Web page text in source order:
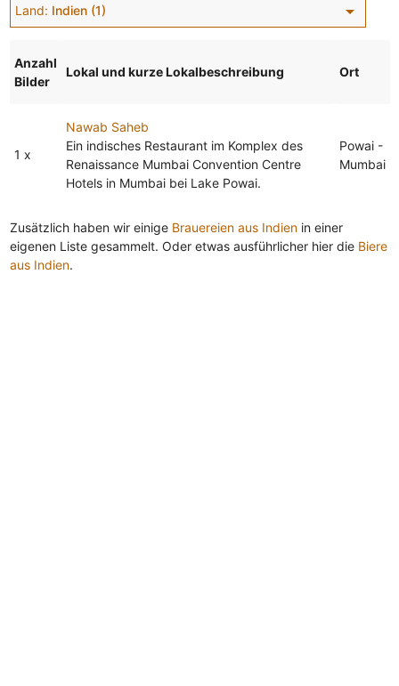
Land: Indien (1) arrow_drop_down
Anzahl
Bilder
Lokal und kurze Lokalbeschreibung Ort
1 x
Nawab Saheb
Ein indisches Restaurant im Komplex des
Renaissance Mumbai Convention Centre
Hotels in Mumbai bei Lake Powai.
Powai -
Mumbai
Zusätzlich haben wir einige Brauereien aus Indienin einer
eigenen Liste gesammelt. Oder etwas ausführlicher hier die Biere
aus Indien.